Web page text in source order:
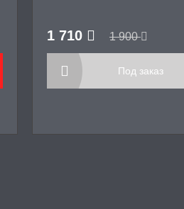
1 710 1 900
Под заказ